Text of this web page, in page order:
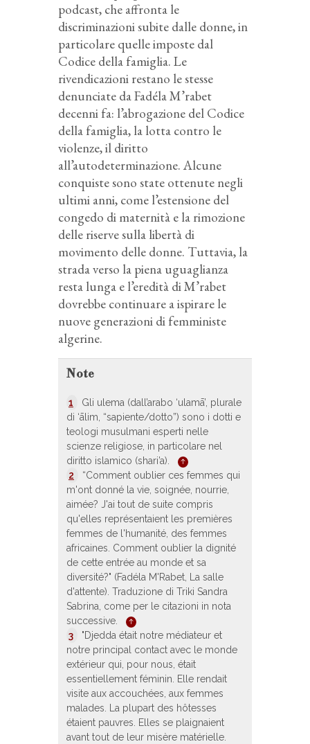
podcast, che affronta le
discriminazioni subite dalle donne, in
particolare quelle imposte dal
Codice della famiglia. Le
rivendicazioni restano le stesse
denunciate da Fadéla M’rabet
decenni fa: l’abrogazione del Codice
della famiglia, la lotta contro le
violenze, il diritto
all’autodeterminazione. Alcune
conquiste sono state ottenute negli
ultimi anni, come l’estensione del
congedo di maternità e la rimozione
delle riserve sulla libertà di
movimento delle donne. Tuttavia, la
strada verso la piena uguaglianza
resta lunga e l’eredità di M’rabet
dovrebbe continuare a ispirare le
nuove generazioni di femministe
algerine.
Note
1
Gli ulema (dall’arabo ‘ulamā’, plurale
di ‘ālim, “sapiente/dotto”) sono i dotti e
teologi musulmani esperti nelle
scienze religiose, in particolare nel
diritto islamico (shari’a).
2
“Comment oublier ces femmes qui
m'ont donné la vie, soignée, nourrie,
aimée? J'ai tout de suite compris
qu'elles représentaient les premières
femmes de l'humanité, des femmes
africaines. Comment oublier la dignité
de cette entrée au monde et sa
diversité?" (Fadéla M'Rabet, La salle
d'attente). Traduzione di Triki Sandra
Sabrina, come per le citazioni in nota
successive.
3
"Djedda était notre médiateur et
notre principal contact avec le monde
extérieur qui, pour nous, était
essentiellement féminin. Elle rendait
visite aux accouchées, aux femmes
malades. La plupart des hôtesses
étaient pauvres. Elles se plaignaient
avant tout de leur misère matérielle.